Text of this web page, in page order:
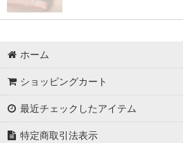
ホーム
ショッピングカート
最近チェックしたアイテム
特定商取引法表示